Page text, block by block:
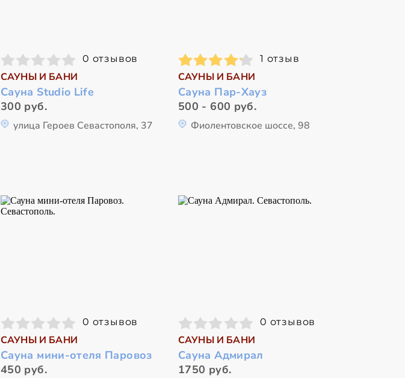
0 отзывов
САУНЫ И БАНИ
Сауна Studio Life
300 руб.
улица Героев Севастополя, 37
1 отзыв
САУНЫ И БАНИ
Сауна Пар-Хауз
500 - 600 руб.
Фиолентовское шоссе, 98
0 отзывов
САУНЫ И БАНИ
Сауна мини-отеля Паровоз
450 руб.
0 отзывов
САУНЫ И БАНИ
Сауна Адмирал
1750 руб.